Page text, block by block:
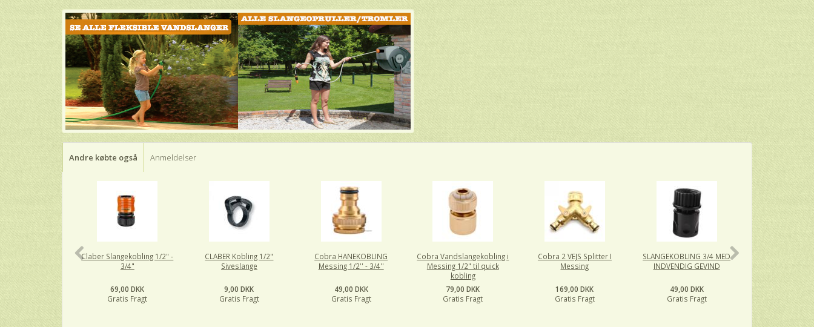
Andre købte også Anmeldelser
Claber Slangekobling 1/2" -
3/4"
69,00 DKK
Gratis Fragt
CLABER Kobling 1/2"
Siveslange
9,00 DKK
Gratis Fragt
Cobra HANEKOBLING
Messing 1/2'' - 3/4''
49,00 DKK
Gratis Fragt
Cobra Vandslangekobling i
Messing 1/2" til quick
kobling
79,00 DKK
Gratis Fragt
Cobra 2 VEJS Splitter I
Messing
169,00 DKK
Gratis Fragt
SLANGEKOBLING 3/4 MED
INDVENDIG GEVIND
49,00 DKK
Gratis Fragt
MELLEMLED
29,00